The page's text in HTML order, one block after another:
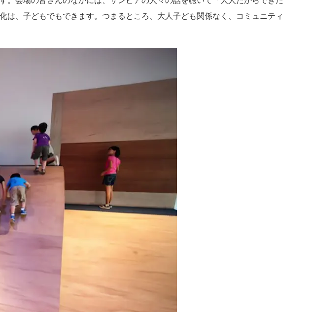
、子どもでもできます。つまるところ、大人子ども関係なく、コミュニティ